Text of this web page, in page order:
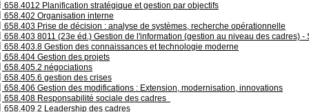
658.4012 Planification stratégique et gestion par objectifs
658.402 Organisation interne
658.403 Prise de décision : analyse de systèmes, recherche opérationnelle
658.403 8011 (23e éd.) Gestion de l'information (gestion au niveau des cadres) -
658.403.8 Gestion des connaissances et technologie moderne
658.404 Gestion des projets
658.405.2 négociations
658.405.6 gestion des crises
658.406 Gestion des modifications : Extension, modernisation, innovations
658.408 Responsabilité sociale des cadres
658.409 2 Leadership des cadres